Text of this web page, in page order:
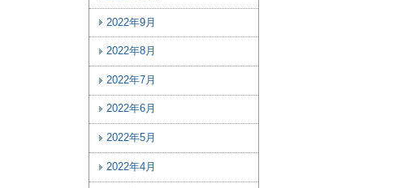
2022年9月
2022年8月
2022年7月
2022年6月
2022年5月
2022年4月